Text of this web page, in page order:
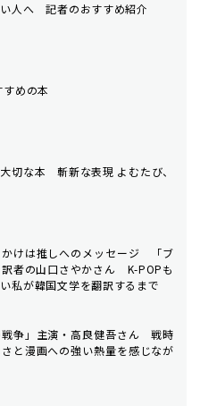
人へ 記者のおすすめ紹介
めの本
切な本 斬新な表現 よむたび、
けは推しへのメッセージ 「ブ
者の山口さやかさん K-POPも
私が韓国文学を翻訳するまで
戦争」主演・高良健吾さん 戦時
と漫画への強い熱量を感じなが